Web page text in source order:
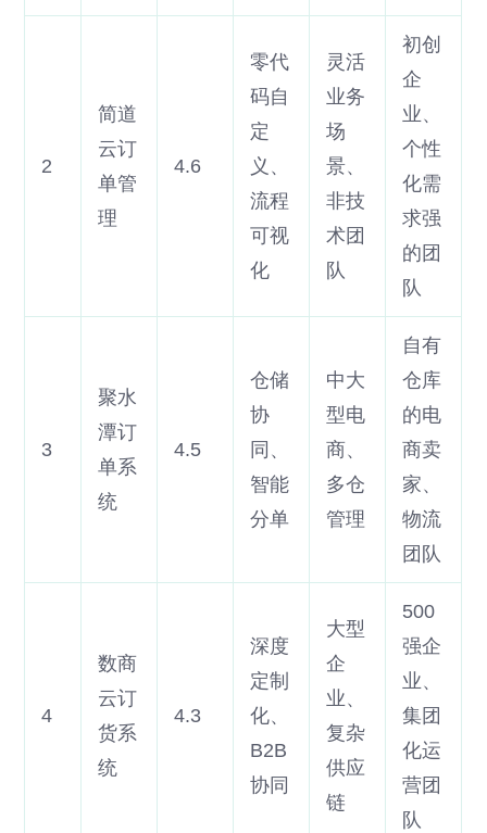
2
简道
云订
单管
理
4.6
零代
码自
定
义、
流程
可视
化
灵活
业务
场
景、
非技
术团
队
初创
企
业、
个性
化需
求强
的团
队
3
聚水
潭订
单系
统
4.5
仓储
协
同、
智能
分单
中大
型电
商、
多仓
管理
自有
仓库
的电
商卖
家、
物流
团队
4
数商
云订
货系
统
4.3
深度
定制
化、
B2B
协同
大型
企
业、
复杂
供应
链
500
强企
业、
集团
化运
营团
队